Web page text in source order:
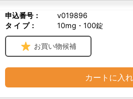
申込番号：
v019896
タ イ プ：
10mg・100錠
お買い物候補
カートに入